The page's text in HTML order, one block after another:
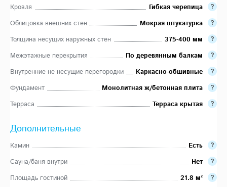
Кровля
Гибкая черепица
Облицовка внешних стен
Мокрая штукатурка
Толщина несущих наружных стен
375-400 мм
Межэтажные перекрытия
По деревянным балкам
Внутренние не несущие перегородки
Каркасно-обшивные
Фундамент
Монолитная ж/бетонная плита
Терраса
Терраса крытая
Дополнительные
Камин
Есть
Сауна/баня внутри
Нет
Площадь гостиной
21.8 м²